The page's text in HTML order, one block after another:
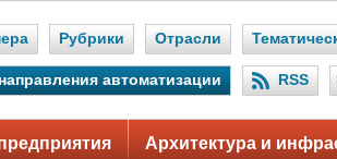
Рубрики Отрасли
автоматизации RSS
Архитектура и